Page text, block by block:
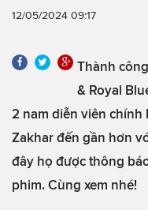
12/05/2024 09:17
Thành
& Royal
2 nam diễn viên chính
Zakhar đến gần hơn
đây họ được thông
phim. Cùng xem nhé!